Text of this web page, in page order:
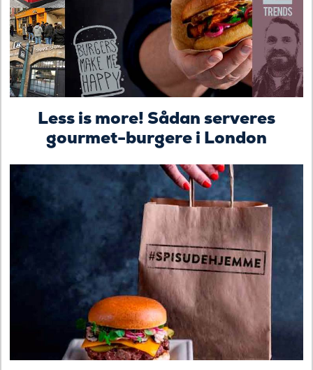
Less is more! Sådan serveres
gourmet-burgere i London